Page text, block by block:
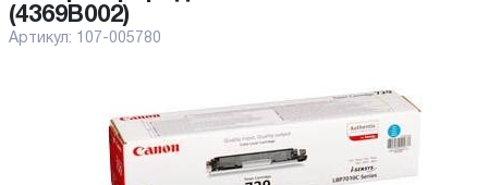
(4369B002)
Артикул: 107-005780